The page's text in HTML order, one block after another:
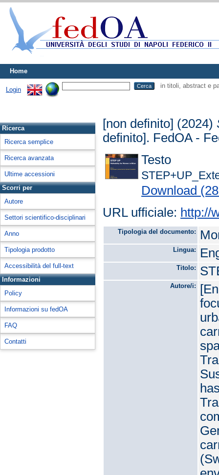
Home
Login
in titoli, abstract e
Ricerca
Ricerca semplice
Ricerca avanzata
Ultime accessioni
Scorri per
Autore
Settori scientifico-disciplinari
Anno
Tipologia prodotto
Accessibilità del full-text
Informazioni
Policy
Informazioni su fedOA
FAQ
Contatti
[non definito] (2024)
definito]. FedOA -
Testo
Download
URL ufficiale: http://
Tipologia del documento:
Lingua:
Titolo:
Autore/i: